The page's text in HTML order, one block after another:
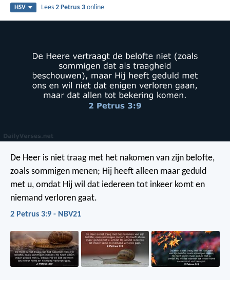
HSV Lees2 Petrus 3 online
De Heer is niet traag met het nakomen van zijn belofte,
zoals sommigen menen; Hij heeft alleen maar geduld
met u, omdat Hij wil dat iedereen tot inkeer komt en
niemand verloren gaat.
2 Petrus 3:9 - NBV21